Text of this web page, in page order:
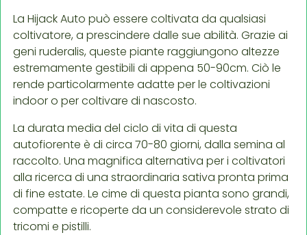
La Hijack Auto può essere coltivata da qualsiasi
coltivatore, a prescindere dalle sue abilità. Grazie ai
geni ruderalis, queste piante raggiungono altezze
estremamente gestibili di appena 50-90cm. Ciò le
rende particolarmente adatte per le coltivazioni
indoor o per coltivare di nascosto.
La durata media del ciclo di vita di questa
autofiorente è di circa 70-80 giorni, dalla semina al
raccolto. Una magnifica alternativa per i coltivatori
alla ricerca di una straordinaria sativa pronta prima
di fine estate. Le cime di questa pianta sono grandi,
compatte e ricoperte da un considerevole strato di
tricomi e pistilli.